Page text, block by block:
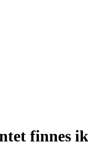
finnes